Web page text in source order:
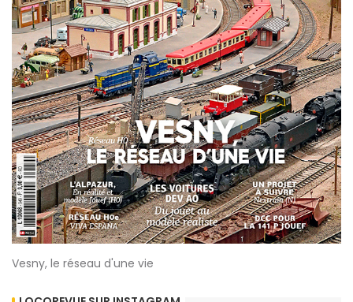
Vesny, le réseau d'une vie